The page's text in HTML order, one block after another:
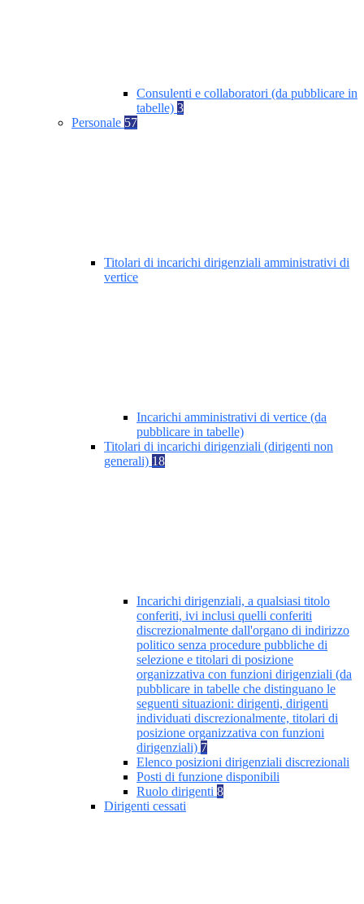
Consulenti e collaboratori (da pubblicare in
tabelle) 3
Personale 57
Titolari di incarichi dirigenziali amministrativi di
vertice
Incarichi amministrativi di vertice (da
pubblicare in tabelle)
Titolari di incarichi dirigenziali (dirigenti non
generali) 18
Incarichi dirigenziali, a qualsiasi titolo
conferiti, ivi inclusi quelli conferiti
discrezionalmente dall'organo di indirizzo
politico senza procedure pubbliche di
selezione e titolari di posizione
organizzativa con funzioni dirigenziali (da
pubblicare in tabelle che distinguano le
seguenti situazioni: dirigenti, dirigenti
individuati discrezionalmente, titolari di
posizione organizzativa con funzioni
dirigenziali) 7
Elenco posizioni dirigenziali discrezionali
Posti di funzione disponibili
Ruolo dirigenti 8
Dirigenti cessati